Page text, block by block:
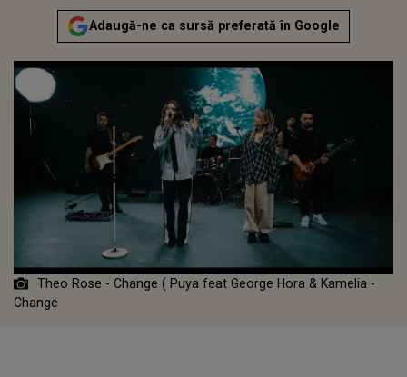
Adaugă-ne ca sursă preferată în Google
Theo Rose - Change ( Puya feat George Hora & Kamelia -
Change